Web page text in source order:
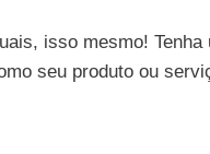
isso mesmo!
seu produto ou